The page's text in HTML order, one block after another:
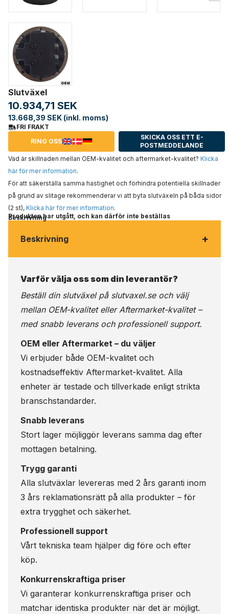
Slutväxel
10.934,71 SEK
13.668,39 SEK (inkl. moms)
FRI FRAKT
RING OSS
SKICKA OSS ETT E-
POSTMEDDELANDE
Vad är skillnaden mellan OEM-kvalitet och aftermarket-kvalitet? Klicka
här för mer information.
För att säkerställa samma hastighet och förhindra potentiella skillnader
på grund av slitage rekommenderar vi att byta slutväxeln på båda sidor
(2 st), Klicka här för mer information.
Beskrivning
Produkten har utgått, och kan därför inte beställas
Beskrivning +
Varför välja oss som din leverantör?
Beställ din slutväxel på slutvaxel.seoch välj
mellan OEM-kvalitet eller Aftermarket-kvalitet –
med snabb leverans och professionell support.
OEM eller Aftermarket – du väljer
Vi erbjuder både OEM-kvalitet och
kostnadseffektiv Aftermarket-kvalitet. Alla
enheter är testade och tillverkade enligt strikta
branschstandarder.
Snabb leverans
Stort lager möjliggör leverans samma dag efter
mottagen betalning.
Trygg garanti
Alla slutväxlar levereras med 2 års garanti inom
3 års reklamationsrätt på alla produkter – för
extra trygghet och säkerhet.
Professionell support
Vårt tekniska team hjälper dig före och efter
köp.
Konkurrenskraftiga priser
Vi garanterar konkurrenskraftiga priser och
matchar identiska produkter när det är möjligt.